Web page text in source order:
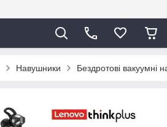
Навушники Бездротові вакуумні